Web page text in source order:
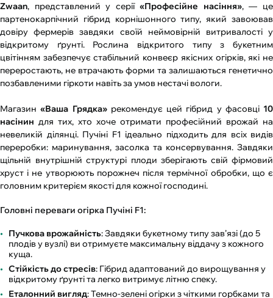
Zwaan, представлений у серії«Професійне насіння», — це
партенокарпічний гібрид корнішонного типу, який завоював
довіру фермерів завдяки своїй неймовірній витривалості у
відкритому ґрунті. Рослина відкритого типу з букетним
цвітінням забезпечує стабільний конвеєр якісних огірків, які не
переростають, не втрачають форми та залишаються генетично
позбавленими гіркоти навіть за умов нестачі вологи.
Магазин«Ваша Грядка»рекомендує цей гібрид у фасовці 10
насінин для тих, хто хоче отримати професійний врожай на
невеликій ділянці. Пучіні F1 ідеально підходить для всіх видів
переробки: маринування, засолка та консервування. Завдяки
щільній внутрішній структурі плоди зберігають свій фірмовий
хруст і не утворюють порожнеч після термічної обробки, що є
головним критерієм якості для кожної господині.
Головні переваги огірка Пучіні F1:
Пучкова врожайність: Завдяки букетному типу зав’язі (до 5
плодів у вузлі) ви отримуєте максимальну віддачу з кожного
куща.
Стійкість до стресів: Гібрид адаптований до вирощування у
відкритому ґрунті та легко витримує літню спеку.
Еталонний вигляд: Темно-зелені огірки з чіткими горбками та